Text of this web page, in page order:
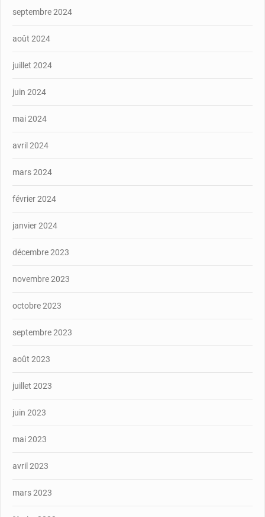
septembre 2024
août 2024
juillet 2024
juin 2024
mai 2024
avril 2024
mars 2024
février 2024
janvier 2024
décembre 2023
novembre 2023
octobre 2023
septembre 2023
août 2023
juillet 2023
juin 2023
mai 2023
avril 2023
mars 2023